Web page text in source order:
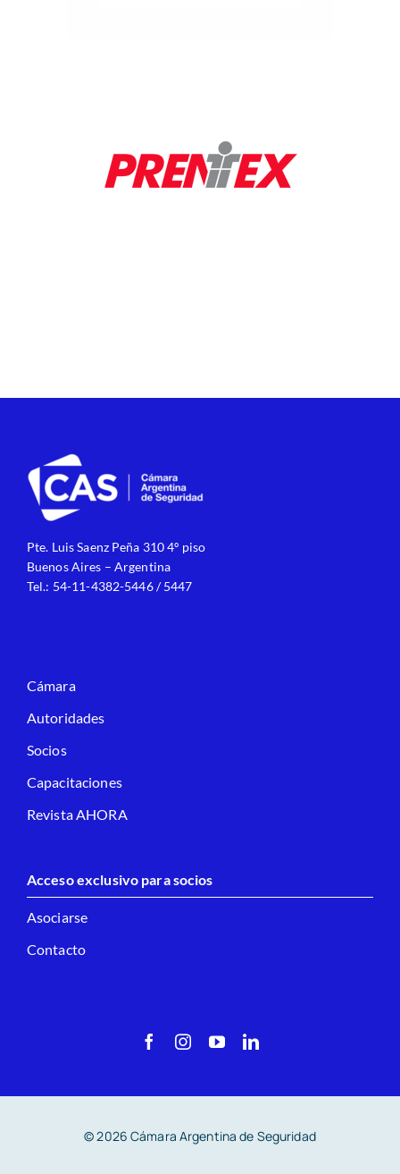
Pte. Luis Saenz Peña 310 4º piso
Buenos Aires – Argentina
Tel.: 54-11-4382-5446 / 5447
Cámara
Autoridades
Socios
Capacitaciones
Revista AHORA
Acceso exclusivo para socios
Asociarse
Contacto
© 2026 Cámara Argentina de Seguridad